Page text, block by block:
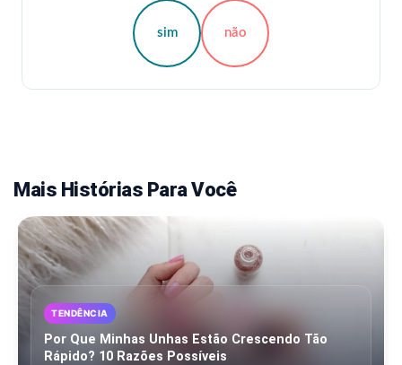
sim não
Mais Histórias Para Você
TENDÊNCIA
Por Que Minhas Unhas Estão Crescendo Tão
Rápido? 10 Razões Possíveis